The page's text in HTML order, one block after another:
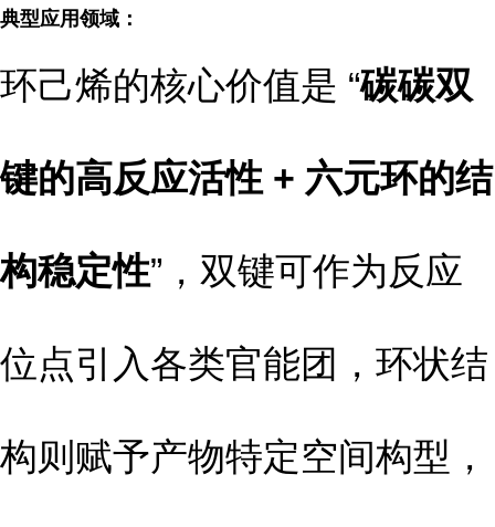
典型应用领域：
环己烯的核心价值是 “碳碳双
键的高反应活性 + 六元环的结
构稳定性”，双键可作为反应
位点引入各类官能团，环状结
构则赋予产物特定空间构型，